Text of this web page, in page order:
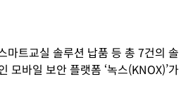
마트교실 솔루션 납품 등 총 7건의 솔
모바일 보안 플랫폼 ‘녹스(KNOX)’가